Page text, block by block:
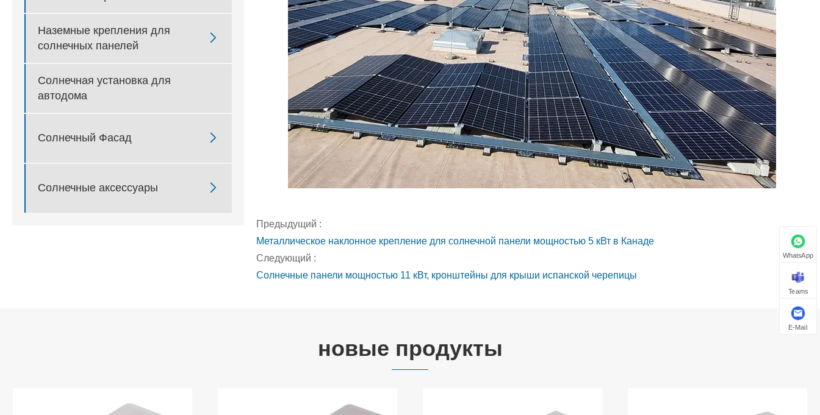
Наземные крепления для
солнечных панелей

Солнечная установка для
автодома
Солнечный Фасад 
Солнечные аксессуары 
Предыдущий :
Металлическое наклонное крепление для солнечной панели мощностью 5 кВт в Канаде
Следующий :
Солнечные панели мощностью 11 кВт, кронштейны для крыши испанской черепицы
новые продукты
WhatsApp
Teams
E-Mail